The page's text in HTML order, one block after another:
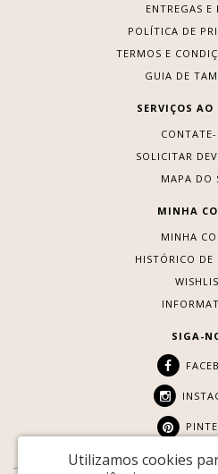
ENTREGAS E
POLÍTICA DE
TERMOS E
GUIA DE
SERVIÇOS AO
SOLICITAR
MAPA DO
MINHA
MINHA
HISTÓRICO DE
SIGA-
Utilizamos cookies